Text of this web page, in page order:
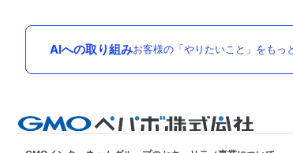
AIへの取り組みお客様の「やりたいこと」をもっ